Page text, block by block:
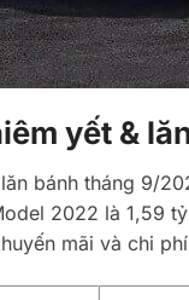
yết &
bánh tháng 9/
2022 là 1,59
mãi và chi